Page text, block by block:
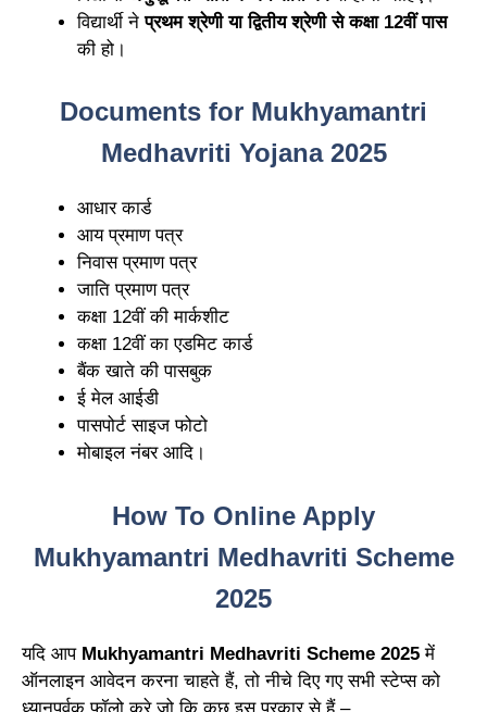
विद्यार्थी ने प्रथम श्रेणी या द्वितीय श्रेणी से कक्षा 12वीं पास
की हो।
Documents for Mukhyamantri
Medhavriti Yojana 2025
आधार कार्ड
आय प्रमाण पत्र
निवास प्रमाण पत्र
जाति प्रमाण पत्र
कक्षा 12वीं की मार्कशीट
कक्षा 12वीं का एडमिट कार्ड
बैंक खाते की पासबुक
ई मेल आईडी
पासपोर्ट साइज फोटो
मोबाइल नंबर आदि।
How To Online Apply
Mukhyamantri Medhavriti Scheme
2025
यदि आप Mukhyamantri Medhavriti Scheme 2025 में
ऑनलाइन आवेदन करना चाहते हैं, तो नीचे दिए गए सभी स्टेप्स को
ध्यानपूर्वक फॉलो करे जो कि कुछ इस प्रकार से हैं –